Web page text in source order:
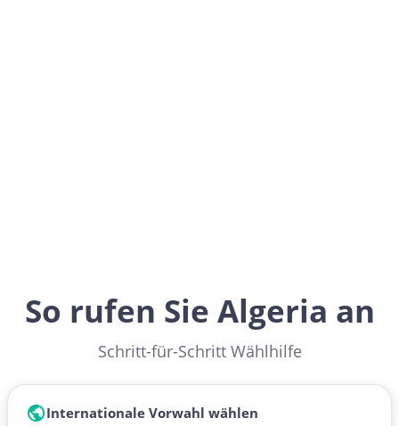
So rufen Sie Algeria an
Schritt-für-Schritt Wählhilfe
Internationale Vorwahl wählen